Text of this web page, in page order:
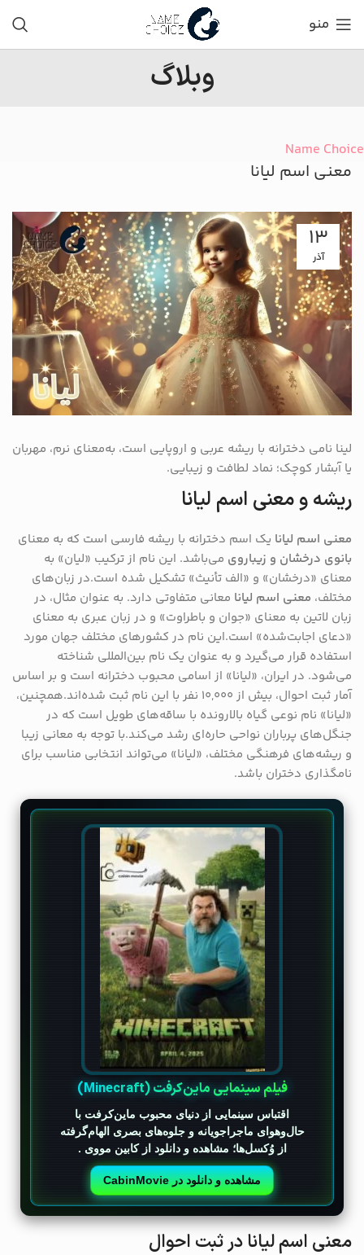
منو
وبلاگ
Name Choice
معنی اسم لیانا
13
آذر
لینا نامی دخترانه با ریشه عربی و اروپایی است، به‌معنای نرم، مهربان
یا آبشار کوچک؛ نماد لطافت و زیبایی.
ریشه و معنی اسم لیانا
معنی اسم لیانا یک اسم دخترانه با ریشه فارسی است که به معنای
بانوی درخشان و زیباروی می‌باشد. این نام از ترکیب «لیان» به
معنای «درخشان» و «الف تأنیث» تشکیل شده است.در زبان‌های
مختلف، معنی اسم لیانا معانی متفاوتی دارد. به عنوان مثال، در
زبان لاتین به معنای «جوان و باطراوت» و در زبان عبری به معنای
«دعای اجابت‌شده» است.این نام در کشورهای مختلف جهان مورد
استفاده قرار می‌گیرد و به عنوان یک نام بین‌المللی شناخته
می‌شود. در ایران، «لیانا» از اسامی محبوب دخترانه است و بر اساس
آمار ثبت احوال، بیش از ۱۰,۰۰۰ نفر با این نام ثبت شده‌اند.همچنین،
«لیانا» نام نوعی گیاه بالارونده با ساقه‌های طویل است که در
جنگل‌های پرباران نواحی حاره‌ای رشد می‌کند.با توجه به معانی زیبا
و ریشه‌های فرهنگی مختلف، «لیانا» می‌تواند انتخابی مناسب برای
نامگذاری دختران باشد.
فیلم سینمایی ماین‌کرفت (Minecraft)
اقتباس سینمایی از دنیای محبوب ماین‌کرفت با
حال‌وهوای ماجراجویانه و جلوه‌های بصری الهام‌گرفته
از وُکسل‌ها؛ مشاهده و دانلود از کابین مووی .
مشاهده و دانلود در CabinMovie
معنی اسم لیانا در ثبت احوال